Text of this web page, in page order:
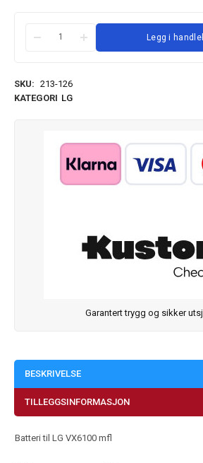
Legg i
SKU: 213-126
KATEGORI LG
Garantert trygg og sikker
BESKRIVELSE
TILLEGGSINFORMASJON
Batteri til LG VX6100 mfl